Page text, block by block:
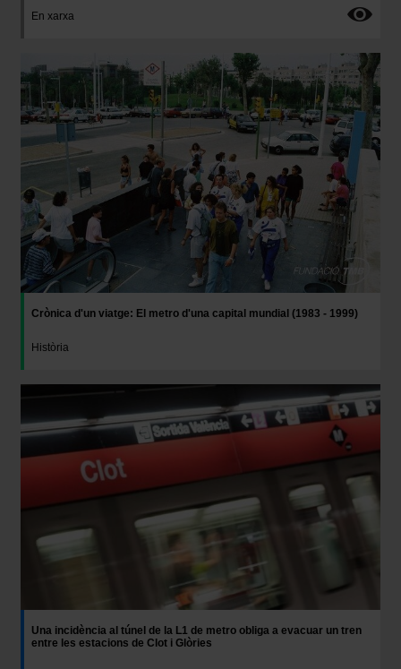
En xarxa
Imatge
Crònica d'un viatge: El metro d'una capital mundial (1983 - 1999)
Història
Una incidència al túnel de la L1 de metro obliga a evacuar un tren
entre les estacions de Clot i Glòries